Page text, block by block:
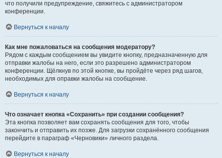
что получили предупреждение, свяжитесь с администратором
конференции.
Вернуться к началу
Как мне пожаловаться на сообщения модератору?
Рядом с каждым сообщением вы увидите кнопку, предназначенную для
отправки жалобы на него, если это разрешено администратором
конференции. Щёлкнув по этой кнопке, вы пройдёте через ряд шагов,
необходимых для оправки жалобы на сообщение.
Вернуться к началу
Что означает кнопка «Сохранить» при создании сообщения?
Эта кнопка позволяет вам сохранять сообщения для того, чтобы
закончить и отправить их позже. Для загрузки сохранённого сообщения
перейдите в параграф «Черновики» личного раздела.
Вернуться к началу